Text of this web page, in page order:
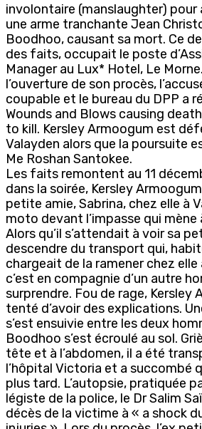
involontaire (manslaughter) pour
une arme tranchante Jean
Boodhoo, causant sa mort. Ce
des faits, occupait le poste
Manager au Lux* Hotel, Le
l’ouverture de son procès,
coupable et le bureau du DPP a
Wounds and Blows causing
to kill. Kersley Armoogum est
Valayden alors que la poursuite
Me Roshan Santokee.
Les faits remontent au 11
dans la soirée, Kersley
petite amie, Sabrina, chez elle à
moto devant l’impasse qui mène
Alors qu’il s’attendait à voir sa
descendre du transport qui,
chargeait de la ramener chez
c’est en compagnie d’un autre
surprendre. Fou de rage, Kersley
tenté d’avoir des explications.
s’est ensuivie entre les deux
Boodhoo s’est écroulé au sol.
tête et à l’abdomen, il a été
l’hôpital Victoria et a succombé
plus tard. L’autopsie, pratiquée
légiste de la police, le Dr Salim
décès de la victime à « a shock